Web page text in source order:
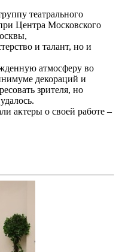
театрального
Центра Московского
и талант, но и
атмосферу во
декораций и
зрителя, но
актеры о своей работе –